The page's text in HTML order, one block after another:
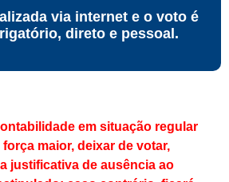
via internet e o voto é
direto e pessoal.
em situação regular
maior, deixar de votar,
justificativa de ausência ao